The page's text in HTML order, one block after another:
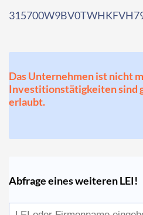
Das Unternehmen ist nicht
Investitionstätigkeiten sind
erlaubt.
Abfrage eines weiteren LEI!